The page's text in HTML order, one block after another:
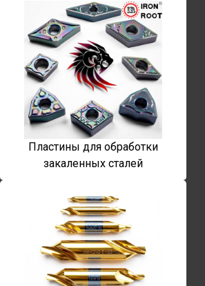
Пластины для обработки
закаленных сталей